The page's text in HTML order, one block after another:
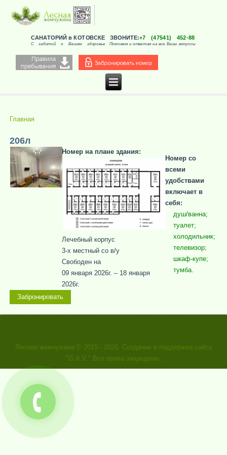
САНАТОРИЙ в КОТОВСКЕ
С заботой о Вашем здоровье
ЗВОНИТЕ:+7 (47541) 452-88
Поможем и ответим на все Ваши вопросы
Вы здесь
Главная
206л
Номер на плане здания:
Лечебный корпус
3-x местный со в/у
Свободен на
09 января 2026г. – 18 января
2026г.
Номер со
всеми
удобствами
включает в
себя:
душ/ванна;
туалет;
холодильник;
телевизор;
шкаф-купе;
тумба.
Забронировать
Лесная жемчужина
© 2015 - 2026. Создание и поддержка сайта
"G.A.V." Все права защищены.